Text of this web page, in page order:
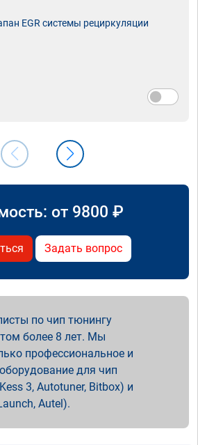
EGR системы рециркуляции
от 9800 ₽
Задать вопрос
по чип тюнингу
более 8 лет. Мы
профессиональное и
для чип
3, Autotuner, Bitbox) и
Autel).